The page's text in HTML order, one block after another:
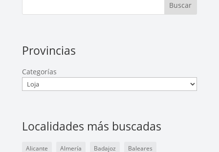
Buscar
Provincias
Categorías
Localidades más buscadas
Alicante Almería Badajoz Baleares